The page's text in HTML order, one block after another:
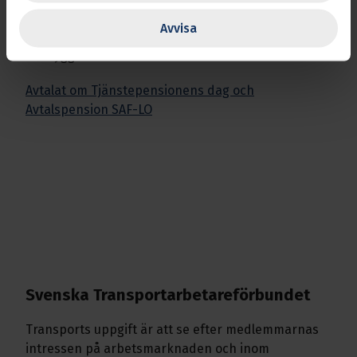
Avvisa
Avtalspension SAF-LO och kan planera färden mot
Avtalat om Tjänstepensionens dag och
Avtalspension SAF-LO
Svenska Transport­arbetare­förbundet
Transports uppgift är att se efter medlemmarnas
intressen på arbetsmarknaden och inom